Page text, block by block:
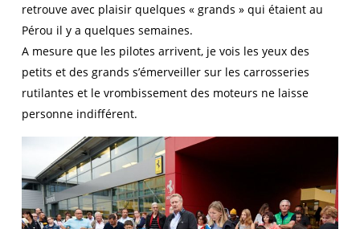
retrouve avec plaisir quelques « grands » qui étaient au
Pérou il y a quelques semaines.
A mesure que les pilotes arrivent, je vois les yeux des
petits et des grands s’émerveiller sur les carrosseries
rutilantes et le vrombissement des moteurs ne laisse
personne indifférent.